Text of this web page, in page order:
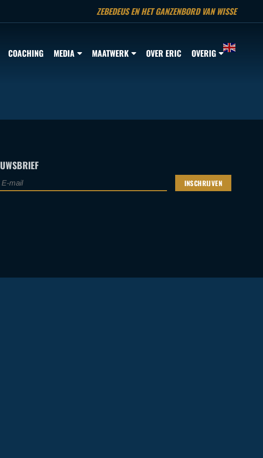
ZEBEDEUS EN HET GANZENBORD VAN WISSE
COACHING MEDIA MAATWERK OVER ERIC OVERIG